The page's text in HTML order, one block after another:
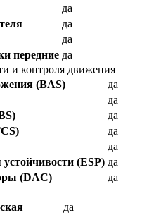
да
да
да
передние да
и контроля движения
(BAS)
да
да
да
да
да
(ESP) да
(DAC)
да
да